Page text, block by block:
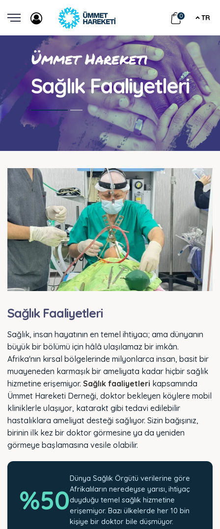
0 TR
Ümmet Hareketi
Sağlık Faaliyetleri
Sağlık Faaliyetleri
Sağlık, insan hayatının en temel ihtiyacı; ama dünyanın
büyük bir bölümü için hâlâ ulaşılamaz bir imkân.
Afrika'nın kırsal bölgelerinde milyonlarca insan, basit bir
muayeneden karmaşık bir ameliyata kadar hiçbir sağlık
hizmetine erişemiyor. Sağlık faaliyetleri kapsamında
Ümmet Hareketi Derneği, doktor bekleyen köylere mobil
kliniklerle ulaşıyor, katarakt gibi tedavi edilebilir
hastalıklara ameliyat desteği sağlıyor. Sizin bağışınız,
birinin ilk kez bir doktor görmesine ya da yeniden
görmeye başlamasına vesile olabilir.
%50
Dünya Sağlık Örgütü verilerine göre
Afrikalıların neredeyse yarısı, ihtiyaç
duyduğu temel sağlık hizmetine
erişemiyor. Bazı ülkelerde her 10 bin
kişiye bir doktor bile düşmüyor.